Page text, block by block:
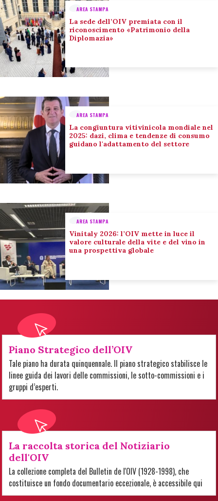
AREA STAMPA
La sede dell’OIV premiata con il
riconoscimento «Patrimonio della
Diplomazia»
AREA STAMPA
La congiuntura vitivinicola mondiale nel
2025: dazi, clima e tendenze di consumo
guidano l'adattamento del settore
AREA STAMPA
Vinitaly 2026: l’OIV mette in luce il
valore culturale della vite e del vino in
una prospettiva globale
Piano Strategico dell’OIV
Tale piano ha durata quinquennale. Il piano strategico stabilisce le
linee guida dei lavori delle commissioni, le sotto-commissioni e i
gruppi d’esperti.
La raccolta storica del Notiziario
dell'OIV
La collezione completa del Bulletin de l'OIV (1928-1998), che
costituisce un fondo documentario eccezionale, è accessibile qui